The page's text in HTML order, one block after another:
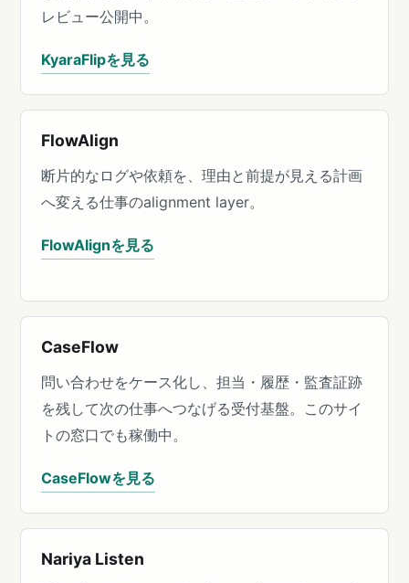
レビュー公開中。
KyaraFlipを見る
FlowAlign
断片的なログや依頼を、理由と前提が見える計画
へ変える仕事のalignment layer。
FlowAlignを見る
CaseFlow
問い合わせをケース化し、担当・履歴・監査証跡
を残して次の仕事へつなげる受付基盤。このサイ
トの窓口でも稼働中。
CaseFlowを見る
Nariya Listen